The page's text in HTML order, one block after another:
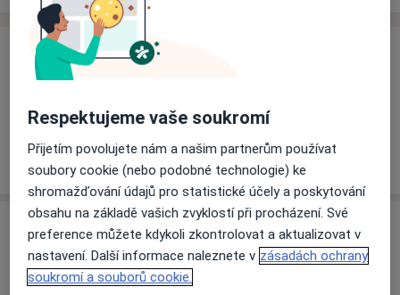
Ceník
Tento specialista ještě nepřidával žádné informace o
Adresa
Psychiatrická ambulance
Horní Valy 4, Hodonín
Respektujeme vaše soukromí
Přijetím povolujete nám a našim partnerům používat
soubory cookie (nebo podobné technologie) ke
shromažďování údajů pro statistické účely a poskytování
obsahu na základě vašich zvyklostí při procházení. Své
preference můžete kdykoli zkontrolovat a aktualizovat v
nastavení. Další informace naleznete v zásadách ochrany
soukromí a souborů cookie.